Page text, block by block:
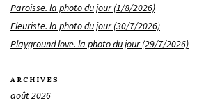
Paroisse. la photo du jour (1/8/2026)
Fleuriste. la photo du jour (30/7/2026)
Playground love. la photo du jour (29/7/2026)
ARCHIVES
août 2026